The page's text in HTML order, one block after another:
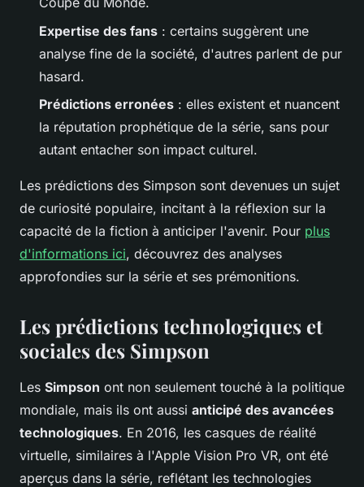
Expertise des fans : certains suggèrent une
analyse fine de la société, d'autres parlent de pur
hasard.
Prédictions erronées : elles existent et nuancent
la réputation prophétique de la série, sans pour
autant entacher son impact culturel.
Les prédictions des Simpson sont devenues un sujet
de curiosité populaire, incitant à la réflexion sur la
capacité de la fiction à anticiper l'avenir. Pour plus
d'informations ici, découvrez des analyses
approfondies sur la série et ses prémonitions.
Les prédictions technologiques et
sociales des Simpson
Les Simpson ont non seulement touché à la politique
mondiale, mais ils ont aussi anticipé des avancées
technologiques. En 2016, les casques de réalité
virtuelle, similaires à l'Apple Vision Pro VR, ont été
aperçus dans la série, reflétant les technologies